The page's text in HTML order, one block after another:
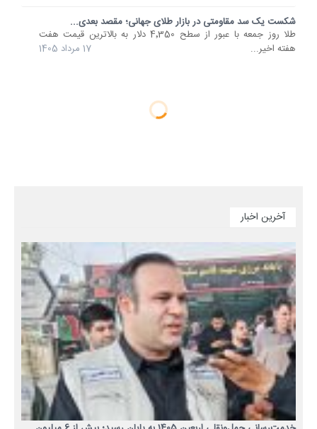
شکست یک سد مقاومتی در بازار طلای جهانی؛ مقصد بعدی...
طلا روز جمعه با عبور از سطح 4٬350 دلار به بالاترین قیمت هفت
هفته اخیر...
17 مرداد 1405
آخرین اخبار